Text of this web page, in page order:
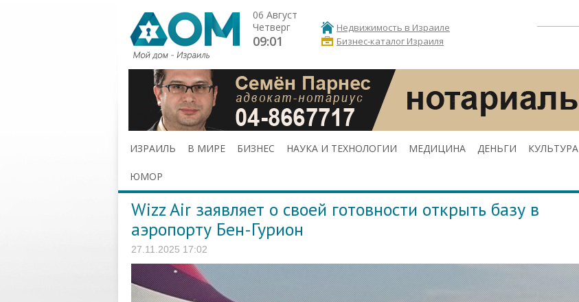
06 Август
Четверг
09:01
Недвижимость в Израиле
Бизнес-каталог Израиля
ИЗРАИЛЬ В МИРЕ БИЗНЕС НАУКА И ТЕХНОЛОГИИ МЕДИЦИНА ДЕНЬГИ КУЛЬТУРА
ЮМОР
Wizz Air заявляет о своей готовности открыть базу в
аэропорту Бен-Гурион
27.11.2025 17:02